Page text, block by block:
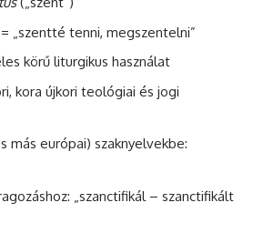
„szentté tenni, megszentelni”
körű liturgikus használat
kora újkori teológiai és jogi
más európai) szaknyelvekbe:
„szanctifikál – szanctifikált